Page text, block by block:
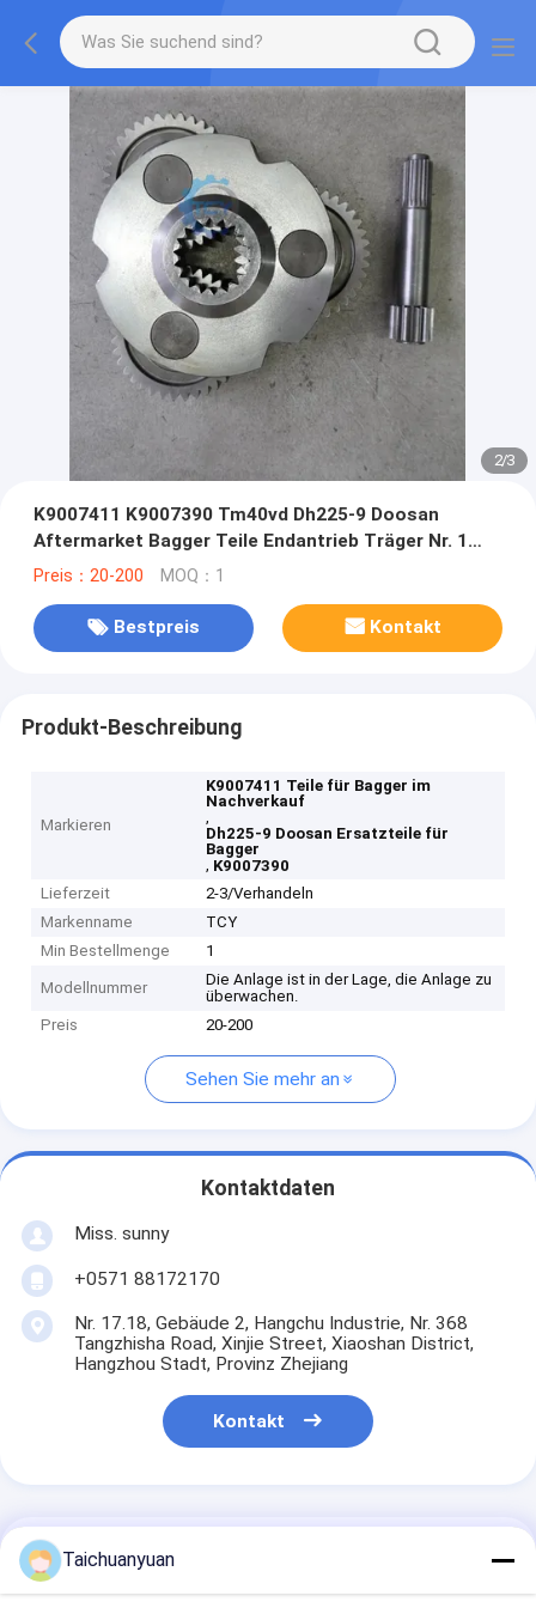
2/3
K9007411 K9007390 Tm40vd Dh225-9 Doosan
Aftermarket Bagger Teile Endantrieb Träger Nr. 1
Assy
Preis：20-200 MOQ：1
Bestpreis Kontakt
Produkt-Beschreibung
Markieren
K9007411 Teile für Bagger im
Nachverkauf
,
Dh225-9 Doosan Ersatzteile für
Bagger
, K9007390
Lieferzeit
2-3/Verhandeln
Markenname
TCY
Min Bestellmenge
1
Modellnummer
Die Anlage ist in der Lage, die Anlage zu
überwachen.
Preis
20-200
Sehen Sie mehr an
Kontaktdaten
Miss. sunny
+0571 88172170
Nr. 17.18, Gebäude 2, Hangchu Industrie, Nr. 368
Tangzhisha Road, Xinjie Street, Xiaoshan District,
Hangzhou Stadt, Provinz Zhejiang
Kontakt
Erhalten Sie Den Besten Preis Für
Taichuanyuan